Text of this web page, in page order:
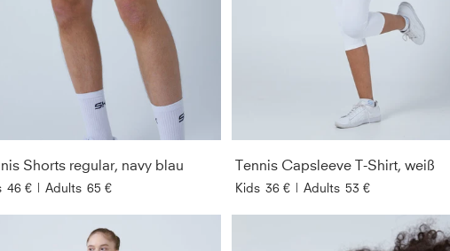
Shorts regular, navy blau
46 € | Adults 65 €
Tennis Capsleeve T-Shirt, weiß
Kids 36 € | Adults 53 €